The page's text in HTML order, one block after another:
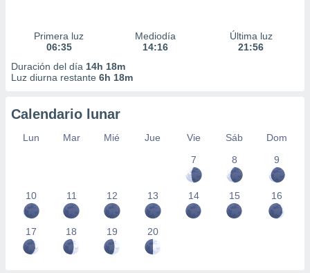
Primera luz
06:35
Mediodía
14:16
Última luz
21:56
Duración del día 14h 18m
Luz diurna restante 6h 18m
Calendario lunar
Lun Mar Mié Jue Vie Sáb
Dom
7
8 9
10 11 12 13 14 15 16
17 18 19 20